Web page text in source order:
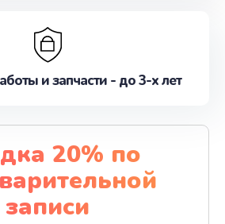
и запчасти - до 3-х лет
20% по
записи